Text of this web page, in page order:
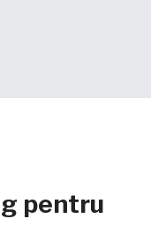
pentru